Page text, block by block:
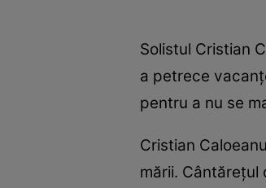
Solistul Cristian
a petrece
pentru a nu se
Cristian
mării. Cântăreţul